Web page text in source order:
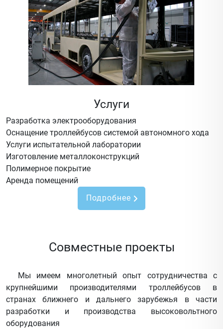
Услуги
Разработка электрооборудования
Оснащение троллейбусов системой автономного хода
Услуги испытательной лаборатории
Изготовление металлоконструкций
Полимерное покрытие
Аренда помещений
Подробнее
Совместные проекты
Мы имеем многолетный опыт сотрудничества с
крупнейшими производителями троллейбусов в
странах ближнего и дальнего зарубежья в части
разработки и производства высоковольтного
оборудования